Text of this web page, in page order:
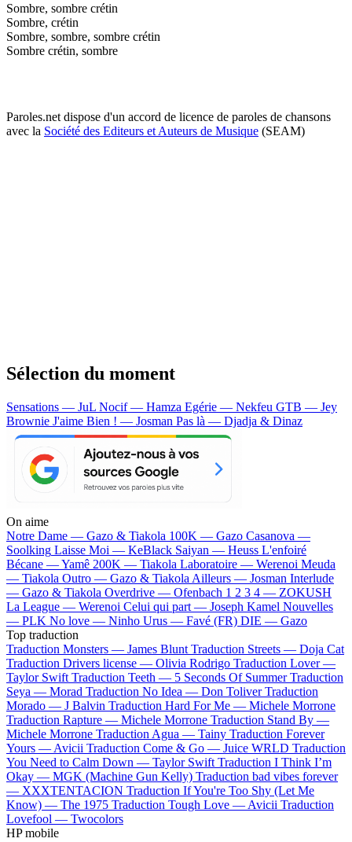
Sombre, sombre crétin
Sombre, crétin
Sombre, sombre, sombre crétin
Sombre crétin, sombre
Paroles.net dispose d'un accord de licence de paroles de chansons
avec la Société des Editeurs et Auteurs de Musique (SEAM)
Sélection du moment
Sensations — JuL Nocif — Hamza Egérie — Nekfeu GTB — Jey
Brownie J'aime Bien ! — Josman Pas là — Djadja & Dinaz
On aime
Notre Dame — Gazo & Tiakola 100K — Gazo Casanova —
Soolking Laisse Moi — KeBlack Saiyan — Heuss L'enfoiré
Bécane —Yamê 200K — Tiakola Laboratoire — Werenoi Meuda
— Tiakola Outro — Gazo & Tiakola Ailleurs — Josman Interlude
— Gazo & Tiakola Overdrive — Ofenbach 1 2 3 4 — ZOKUSH
La League — Werenoi Celui qui part — Joseph Kamel Nouvelles
— PLK No love — Ninho Urus — Favé (FR) DIE — Gazo
Top traduction
Traduction Monsters — James Blunt Traduction Streets — Doja Cat
Traduction Drivers license — Olivia Rodrigo Traduction Lover —
Taylor Swift Traduction Teeth — 5 Seconds Of Summer Traduction
Seya — Morad Traduction No Idea — Don Toliver Traduction
Morado — J Balvin Traduction Hard For Me — Michele Morrone
Traduction Rapture — Michele Morrone Traduction Stand By —
Michele Morrone Traduction Agua — Tainy Traduction Forever
Yours — Avicii Traduction Come & Go — Juice WRLD Traduction
You Need to Calm Down — Taylor Swift Traduction I Think I’m
Okay — MGK (Machine Gun Kelly) Traduction bad vibes forever
— XXXTENTACION Traduction If You're Too Shy (Let Me
Know) — The 1975 Traduction Tough Love — Avicii Traduction
Lovefool — Twocolors
HP mobile